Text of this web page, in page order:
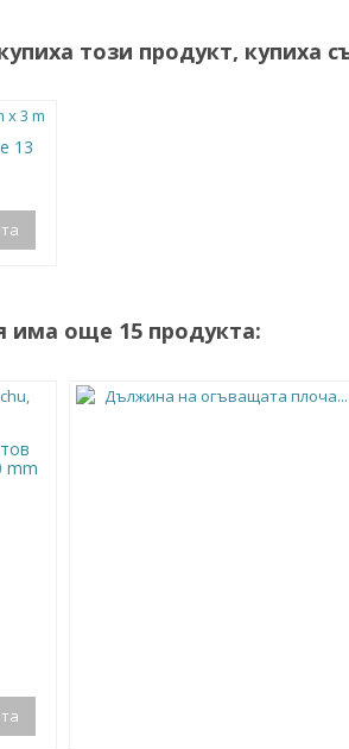
този продукт, купиха
13
има още 15 продукта:
mm